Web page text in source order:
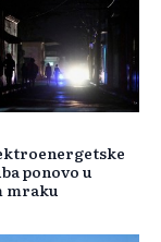
ponovo u
mraku